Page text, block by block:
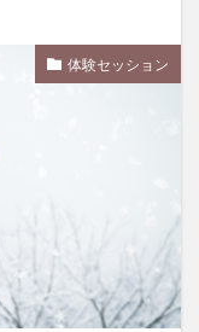
体験セッション